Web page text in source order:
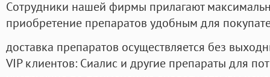
Cотрудники нашей фирмы прилагают
приобретение препаратов удобным для
доставка препаратов осуществляется без
VIP клиентов: Сиалис и другие препараты для